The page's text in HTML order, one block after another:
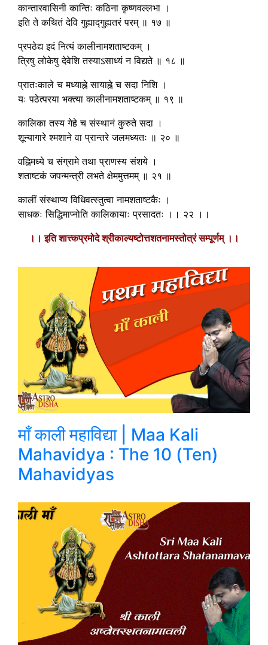
कान्तारवासिनी कान्तिः कठिना कृष्णवल्लभा ।
इति ते कथितं देवि गुह्याद्गुह्यतरं परम् ॥ १७ ॥
प्रपठेद्य इदं नित्यं कालीनामशताष्टकम् ।
त्रिषु लोकेषु देवेशि तस्याऽसाध्यं न विद्यते ॥ १८ ॥
प्रातःकाले च मध्याह्ने सायाह्ने च सदा निशि ।
यः पठेत्परया भक्त्या कालीनामशताष्टकम् ॥ १९ ॥
कालिका तस्य गेहे च संस्थानं कुरुते सदा ।
शून्यागारे श्मशाने वा प्रान्तरे जलमध्यतः ॥ २० ॥
वह्निमध्ये च संग्रामे तथा प्राणस्य संशये ।
शताष्टकं जपन्मन्त्री लभते क्षेममुत्तमम् ॥ २१ ॥
कालीं संस्थाप्य विधिवत्स्तुत्वा नामशताष्टकैः ।
साधकः सिद्धिमाप्नोति कालिकायाः प्रसादतः ।। २२ ।।
।। इति शात्त्कप्रमोदे श्रीकाल्यष्टोत्तशतनामस्तोत्रं सम्पूर्णम् ।।
माँ काली महाविद्या | Maa Kali
Mahavidya : The 10 (Ten)
Mahavidyas